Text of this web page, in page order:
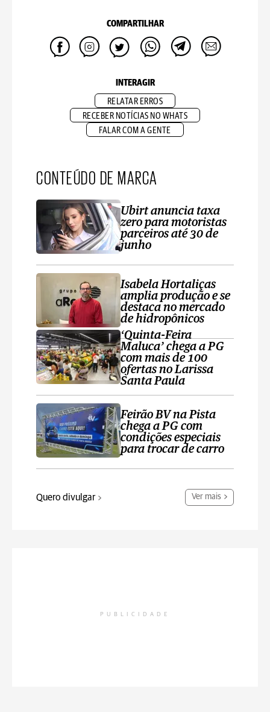
COMPARTILHAR
INTERAGIR
RELATAR ERROS
RECEBER NOTÍCIAS NO WHATS
FALAR COM A GENTE
CONTEÚDO DE MARCA
Ubirt anuncia taxa
zero para motoristas
parceiros até 30 de
junho
Isabela Hortaliças
amplia produção e se
destaca no mercado
de hidropônicos
‘Quinta-Feira
Maluca’ chega a PG
com mais de 100
ofertas no Larissa
Santa Paula
Feirão BV na Pista
chega a PG com
condições especiais
para trocar de carro
Quero divulgar Ver mais
PUBLICIDADE